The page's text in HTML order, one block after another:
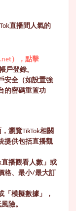
直播間人氣的
），點擊
戶登錄。
安全（如設置強
的密碼重置功
瀏覽TikTok相關
提供包括直播觀
播觀看人數」或
格、最小/最大訂
模擬數據」，
險。